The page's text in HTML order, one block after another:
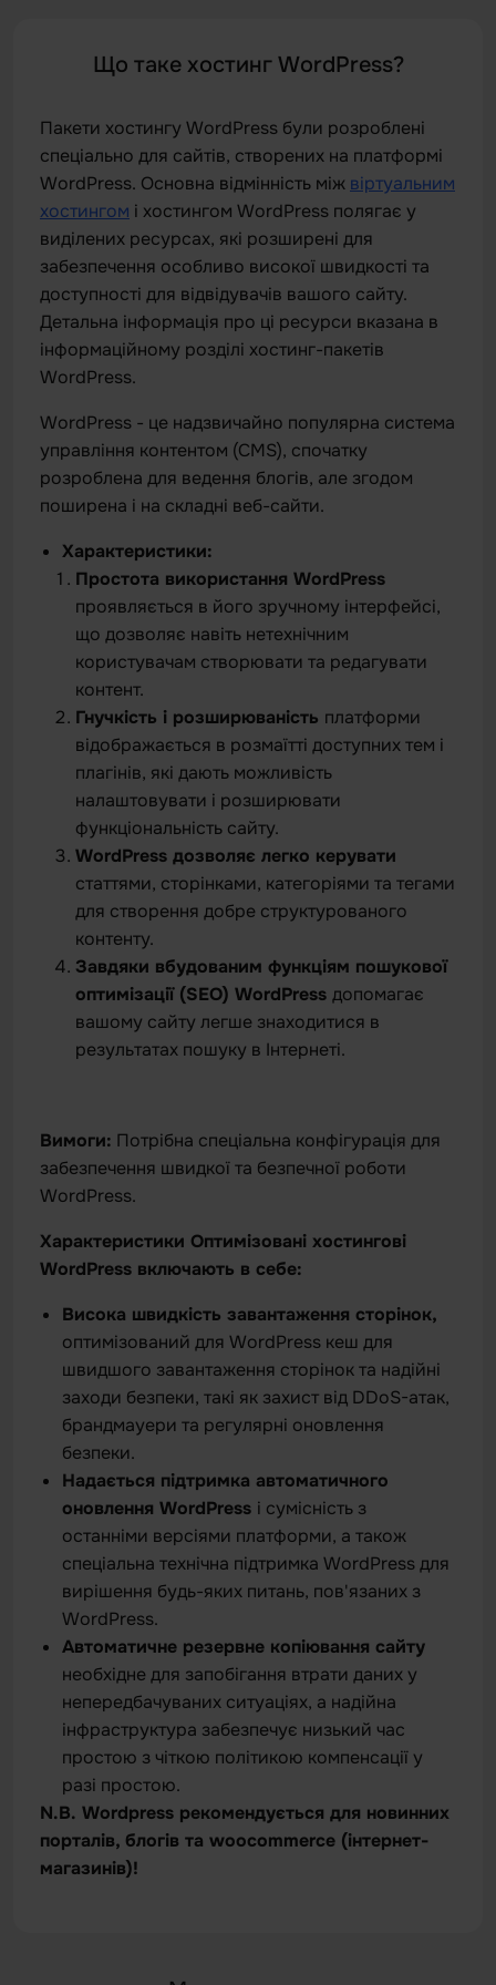
Що таке хостинг WordPress?
Пакети хостингу WordPress були розроблені
спеціально для сайтів, створених на платформі
WordPress. Основна відмінність між віртуальним
хостингом і хостингом WordPress полягає у
виділених ресурсах, які розширені для
забезпечення особливо високої швидкості та
доступності для відвідувачів вашого сайту.
Детальна інформація про ці ресурси вказана в
інформаційному розділі хостинг-пакетів
WordPress.
WordPress - це надзвичайно популярна система
управління контентом (CMS), спочатку
розроблена для ведення блогів, але згодом
поширена і на складні веб-сайти.
Характеристики:
Простота використання WordPress
проявляється в його зручному інтерфейсі,
що дозволяє навіть нетехнічним
користувачам створювати та редагувати
контент.
Гнучкість і розширюваність платформи
відображається в розмаїтті доступних тем і
плагінів, які дають можливість
налаштовувати і розширювати
функціональність сайту.
WordPress дозволяє легко керувати
статтями, сторінками, категоріями та тегами
для створення добре структурованого
контенту.
Завдяки вбудованим функціям пошукової
оптимізації (SEO) WordPress допомагає
вашому сайту легше знаходитися в
результатах пошуку в Інтернеті.
Вимоги: Потрібна спеціальна конфігурація для
забезпечення швидкої та безпечної роботи
WordPress.
Характеристики Оптимізовані хостингові
WordPress включають в себе:
Висока швидкість завантаження сторінок,
оптимізований для WordPress кеш для
швидшого завантаження сторінок та надійні
заходи безпеки, такі як захист від DDoS-атак,
брандмауери та регулярні оновлення
безпеки.
Надається підтримка автоматичного
оновлення WordPress і сумісність з
останніми версіями платформи, а також
спеціальна технічна підтримка WordPress для
вирішення будь-яких питань, пов'язаних з
WordPress.
Автоматичне резервне копіювання сайту
необхідне для запобігання втрати даних у
непередбачуваних ситуаціях, а надійна
інфраструктура забезпечує низький час
простою з чіткою політикою компенсації у
разі простою.
N.B. Wordpress рекомендується для новинних
порталів, блогів та woocommerce (інтернет-
магазинів)!